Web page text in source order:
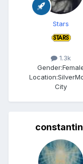
Stars
1.3k
Gender:
Location:
City
constantin